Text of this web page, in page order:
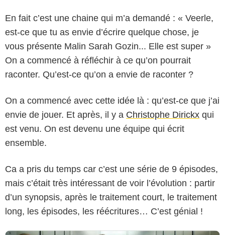
En fait c’est une chaine qui m’a demandé : « Veerle,
est-ce que tu as envie d’écrire quelque chose, je
vous présente Malin Sarah Gozin... Elle est super »
On a commencé à réfléchir à ce qu’on pourrait
raconter. Qu’est-ce qu’on a envie de raconter ?
On a commencé avec cette idée là : qu’est-ce que j’ai
envie de jouer. Et après, il y a Christophe Dirickx qui
est venu. On est devenu une équipe qui écrit
ensemble.
Ca a pris du temps car c’est une série de 9 épisodes,
mais c’était très intéressant de voir l’évolution : partir
d’un synopsis, après le traitement court, le traitement
long, les épisodes, les réécritures… C’est génial !